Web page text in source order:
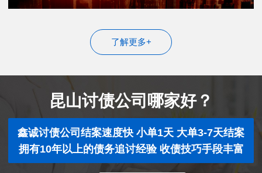
了解更多+
昆山讨债公司哪家好？
鑫诚讨债公司结案速度快 小单1天 大单3-7天结案
拥有10年以上的债务追讨经验 收债技巧手段丰富